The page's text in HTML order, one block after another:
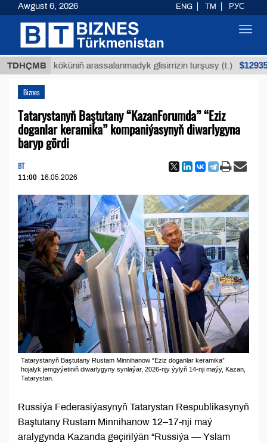
TDHÇMB
köküniň arassalanmadyk glisirrizin turşusy (t.) $12935,18
Biznes
Tatarystanyň Baştutany “KazanForumda” “Eziz
doganlar keramika” kompaniýasynyň diwarlygyna
baryp gördi
BT
11:00 16.05.2026
Tatarystanyň Baştutany Rustam Minnihanow “Eziz doganlar keramika”
hojalyk jemgyýetiniň diwarlygyny synlaýar, 2026-njy ýylyň 14-nji maýy, Kazan,
Tatarystan.
Russiýa Federasiýasynyň Tatarystan Respublikasynyň
Baştutany Rustam Minnihanow 12–17-nji maý
aralygynda Kazanda geçirilýän “Russiýa — Yslam
Awgust 6, 2026 ENG TM РУС